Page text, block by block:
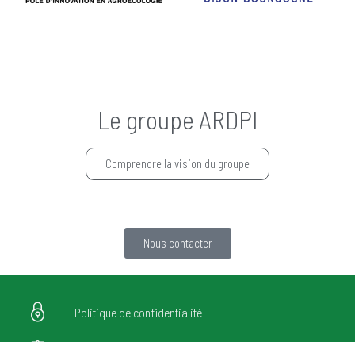
Le groupe ARDPI
Comprendre la vision du groupe
Nous contacter
Politique de confidentialité